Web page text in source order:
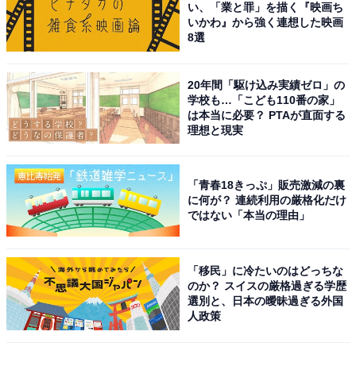
こちらもおすすめ
「食事がおいしかった横浜のホテル」ランキン
グ！ 2位は「ヒルトン横浜」、1位は？
1 2
い、「業と罪」を描く『映画ち
いかわ』から強く連想した映画
8選
20年間「駆け込み実績ゼロ」の
学校も…「こども110番の家」
は本当に必要？ PTAが直面する
理想と現実
「青春18きっぷ」販売激減の裏
に何が？ 連続利用の厳格化だけ
ではない「本当の理由」
「移民」に冷たいのはどっちな
のか？ スイスの厳格過ぎる学歴
選別と、日本の曖昧過ぎる外国
人政策